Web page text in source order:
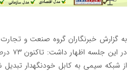
به گزارش خبرنگاران گروه صنعت و تجارت
در
از شبکه سیمی به کابل خودنگهدار